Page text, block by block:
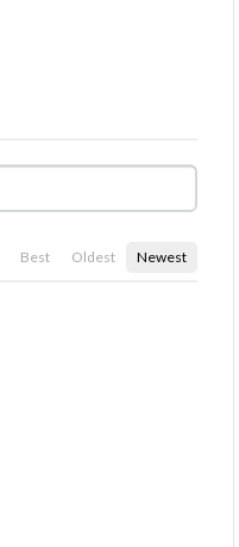
Best Oldest Newest